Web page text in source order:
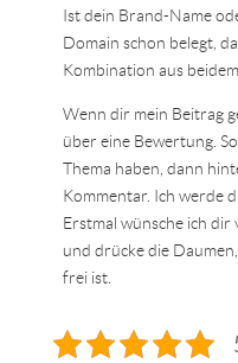
Ist dein Brand-Name
Domain schon belegt,
Kombination aus
Wenn dir mein Beitrag
über eine Bewertung.
Thema haben, dann
Kommentar. Ich werde
Erstmal wünsche ich
und drücke die
frei ist.